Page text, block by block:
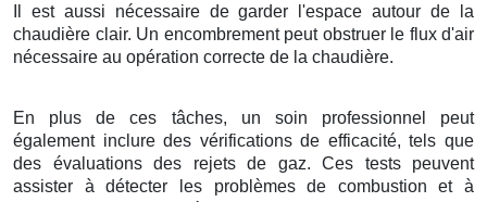
Il est aussi nécessaire de garder l'espace autour de la
chaudière clair. Un encombrement peut obstruer le flux d'air
nécessaire au opération correcte de la chaudière.
En plus de ces tâches, un soin professionnel peut
également inclure des vérifications de efficacité, tels que
des évaluations des rejets de gaz. Ces tests peuvent
assister à détecter les problèmes de combustion et à